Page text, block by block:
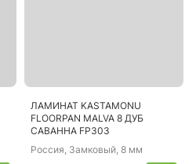
ЛАМИНАТ KASTAMONU
FLOORPAN MALVA 8 ДУБ
САВАННА FP303
Россия, Замковый, 8 мм